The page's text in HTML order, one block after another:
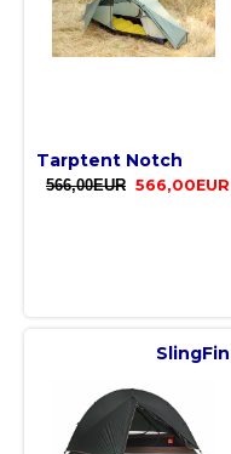
Tarptent Notch
566,00EUR 566,00EUR
SlingFin